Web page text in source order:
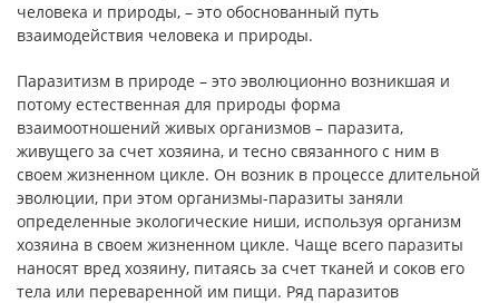
человека и природы, – это обоснованный путь
взаимодействия человека и природы.
Паразитизм в природе – это эволюционно возникшая и
потому естественная для природы форма
взаимоотношений живых организмов – паразита,
живущего за счет хозяина, и тесно связанного с ним в
своем жизненном цикле. Он возник в процессе длительной
эволюции, при этом организмы-паразиты заняли
определенные экологические ниши, используя организм
хозяина в своем жизненном цикле. Чаще всего паразиты
наносят вред хозяину, питаясь за счет тканей и соков его
тела или переваренной им пищи. Ряд паразитов